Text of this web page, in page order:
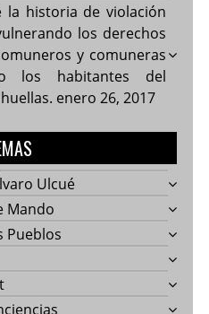
la historia de violación
los derechos
y comuneras
los habitantes del
enero 26, 2017
Ulcué
Mando
Pueblos